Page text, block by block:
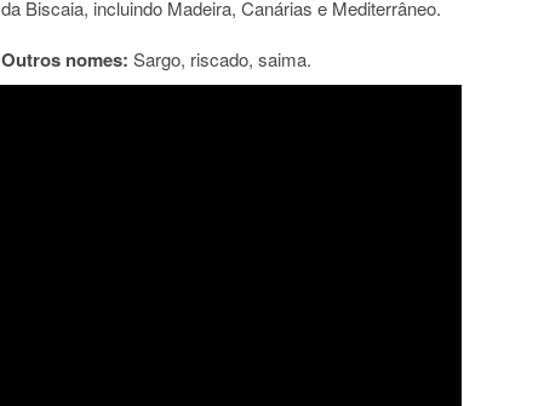
da Biscaia, incluindo Madeira, Canárias e Mediterrâneo.
Outros nomes: Sargo, riscado, saima.